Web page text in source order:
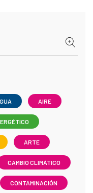
AIRE
ARTE
CAMBIO CLIMÁTICO
CONTAMINACIÓN